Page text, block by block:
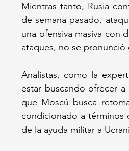
Mientras tanto, Rusia
de semana pasado,
una ofensiva masiva con
ataques, no se
Analistas, como la
estar buscando ofrecer a
que Moscú busca
condicionado a términos
de la ayuda militar a